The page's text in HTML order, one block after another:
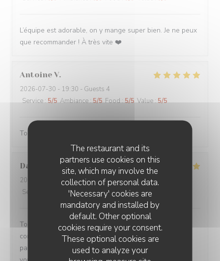
The restaurant and its
partners use cookies on this
site, which may involve the
collection of personal data.
'Necessary' cookies are
mandatory and installed by
default. Other optional
cookies require your consent.
These optional cookies are
used to analyze your
L’équipe est adorable, on y mange super bien. Je ne peux
que recommander ! À très vite ❤️
Antoine V
2026-07-30 - 19:30 - Guests 4
Service:5/5 Ambiance:5/5 Food:5/5 Value:5/5
Toujours servi avec bonne humeur ! Plats délicieux
Damien
2026-08-01
- 19:15 - Guests 3
Service
Ambiance:5/5 Food: 5/5 Value
Toujours un plaisir de venir dans ce restaurant qui
commence toujours par un accueil chaleureux. Tout est
parfait si service à la cuisine. Ne changez rien Merci à